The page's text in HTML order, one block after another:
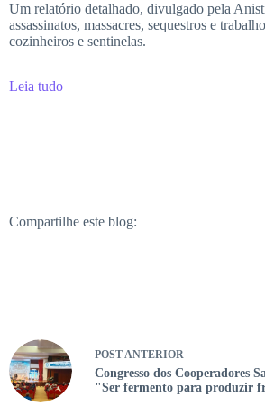
Um relatório detalhado, divulgado pela
assassinatos, massacres, sequestros e
cozinheiros e sentinelas.
Leia tudo
Compartilhe este blog:
POSTANTERIOR
Congresso dos Cooperadores
"Ser fermento para produzir